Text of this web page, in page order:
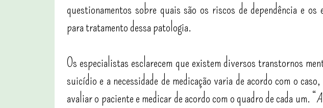
questionamentos sobre quais são os riscos de dependência e os
para tratamento dessa patologia.
Os especialistas esclarecem que existem diversos transtornos
suicídio e a necessidade de medicação varia de acordo com o
avaliar o paciente e medicar de acordo com o quadro de cada um. “